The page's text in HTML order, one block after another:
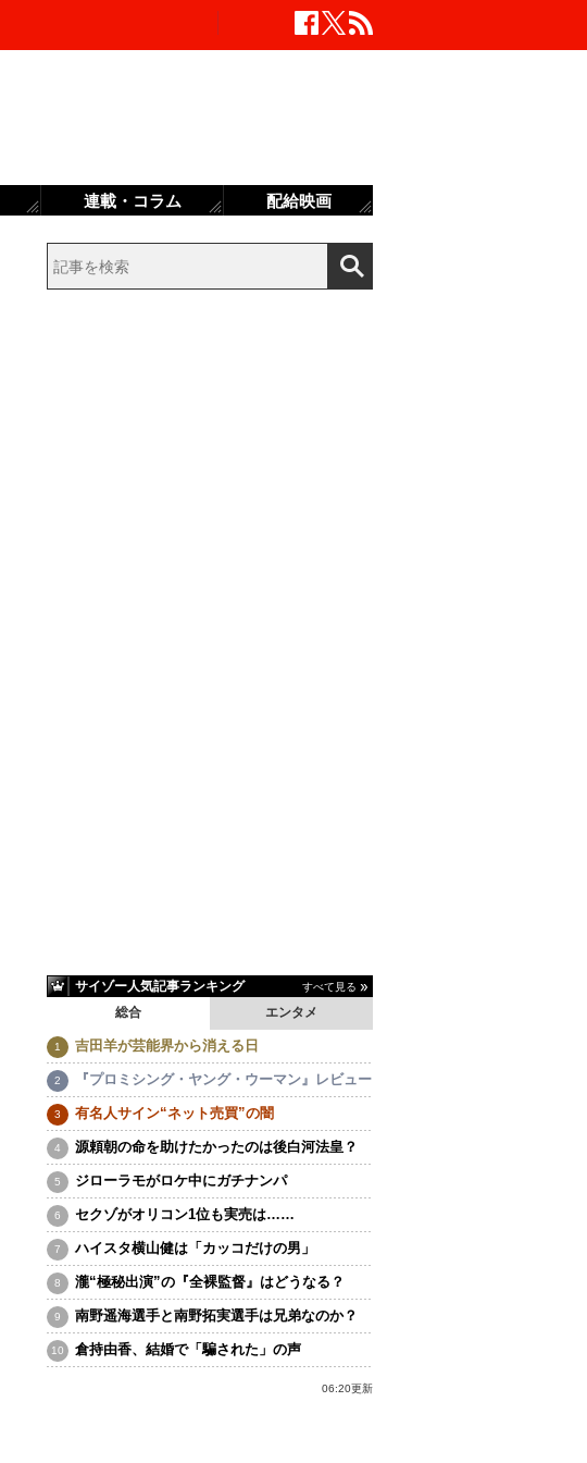
サイゾー人気記事ランキング すべて見る
エンタメ
総合
吉田羊が芸能界から消える日
『プロミシング・ヤング・ウーマン』レビュー
有名人サイン“ネット売買”の闇
源頼朝の命を助けたかったのは後白河法皇？
ジローラモがロケ中にガチナンパ
セクゾがオリコン1位も実売は……
ハイスタ横山健は「カッコだけの男」
瀧“極秘出演”の『全裸監督』はどうなる？
南野遥海選手と南野拓実選手は兄弟なのか？
倉持由香、結婚で「騙された」の声
06:20更新
連載・コラム 配給映画